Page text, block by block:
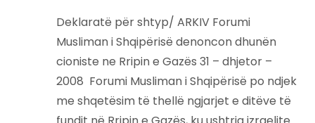
Deklaratë për shtyp/ ARKIV Forumi
Musliman i Shqipërisë denoncon dhunën
cioniste ne Rripin e Gazës 31 – dhjetor –
2008 Forumi Musliman i Shqipërisë po ndjek
me shqetësim të thellë ngjarjet e ditëve të